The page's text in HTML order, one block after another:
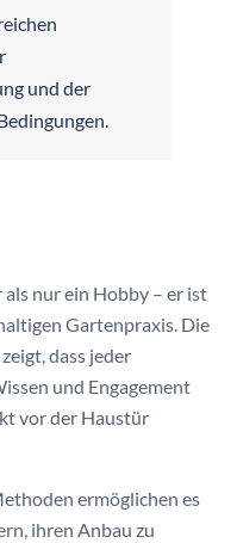
und der
nur ein Hobby – er ist
Gartenpraxis. Die
dass jeder
und Engagement
vor der Haustür
ermöglichen es
ihren Anbau zu